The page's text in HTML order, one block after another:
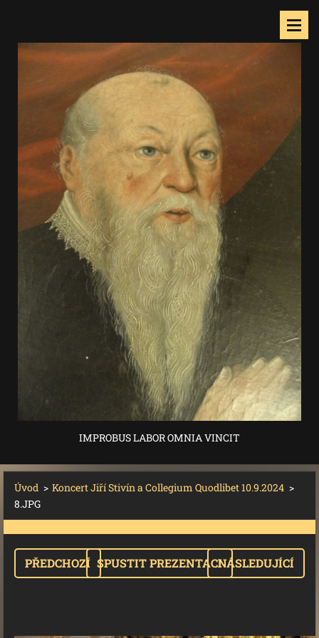
IMPROBUS LABOR OMNIA VINCIT
Úvod > Koncert Jiří Stivín a Collegium Quodlibet 10.9.2024 >
8.JPG
PŘEDCHOZÍ SPUSTIT PREZENTACINÁSLEDUJÍCÍ